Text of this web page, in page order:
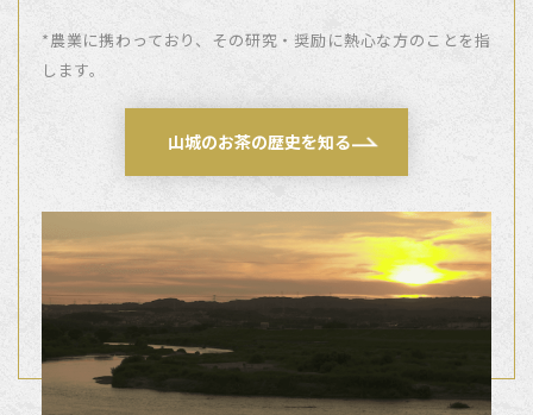
*農業に携わっており、その研究・奨励に熱心な方のことを指
します。
山城のお茶の歴史を知る